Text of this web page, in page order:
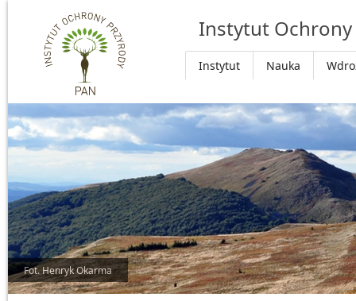
Przejdź do głównej treści
Instytut Ochrony
Instytut Nauka
Fot. Henryk Okarma